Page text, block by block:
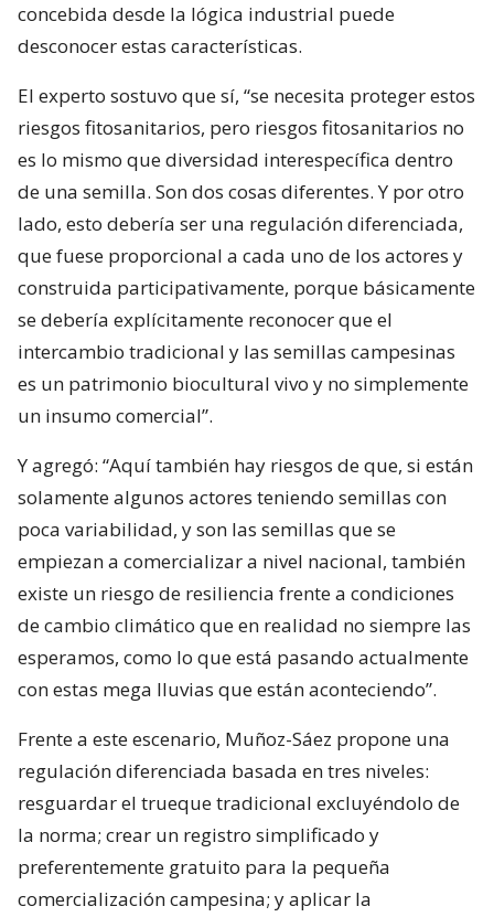
concebida desde la lógica industrial puede
desconocer estas características.
El experto sostuvo que sí, “se necesita proteger estos
riesgos fitosanitarios, pero riesgos fitosanitarios no
es lo mismo que diversidad interespecífica dentro
de una semilla. Son dos cosas diferentes. Y por otro
lado, esto debería ser una regulación diferenciada,
que fuese proporcional a cada uno de los actores y
construida participativamente, porque básicamente
se debería explícitamente reconocer que el
intercambio tradicional y las semillas campesinas
es un patrimonio biocultural vivo y no simplemente
un insumo comercial”.
Y agregó: “Aquí también hay riesgos de que, si están
solamente algunos actores teniendo semillas con
poca variabilidad, y son las semillas que se
empiezan a comercializar a nivel nacional, también
existe un riesgo de resiliencia frente a condiciones
de cambio climático que en realidad no siempre las
esperamos, como lo que está pasando actualmente
con estas mega lluvias que están aconteciendo”.
Frente a este escenario, Muñoz-Sáez propone una
regulación diferenciada basada en tres niveles:
resguardar el trueque tradicional excluyéndolo de
la norma; crear un registro simplificado y
preferentemente gratuito para la pequeña
comercialización campesina; y aplicar la